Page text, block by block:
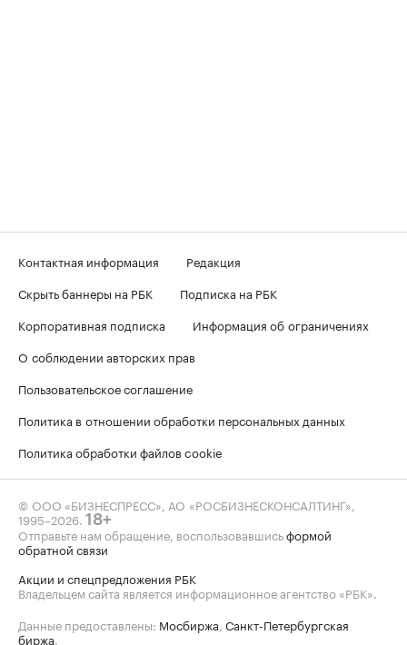
Контактная информация
Редакция
Скрыть баннеры на РБК
Подписка на РБК
Корпоративная подписка
Информация об ограничениях
О соблюдении авторских прав
Пользовательское соглашение
Политика в отношении обработки персональных данных
Политика обработки файлов cookie
© ООО «БИЗНЕСПРЕСС», АО «РОСБИЗНЕСКОНСАЛТИНГ»,
1995–2026 18+
Отправьте нам обращение, воспользовавшисьформой
обратной связи
Акции и спецпредложения РБК
Владельцем сайта является информационное агентство «РБК».
Данные предоставлены: Мосбиржа Санкт-Петербургская
биржа